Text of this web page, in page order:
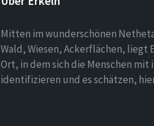
Mitten im wunderschönen
Wald, Wiesen, Ackerflächen, liegt
Ort, in dem sich die Menschen mit
identifizieren und es schätzen,